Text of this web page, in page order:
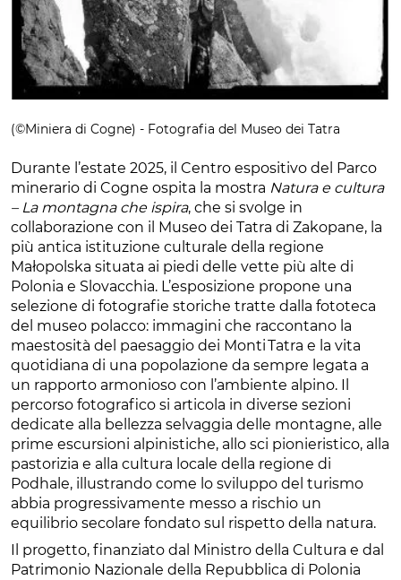
(©Miniera di Cogne) - Fotografia del Museo dei Tatra
Durante l’estate 2025, il Centro espositivo del Parco
minerario di Cogne ospita la mostra Natura e cultura
– La montagna che ispira, che si svolge in
collaborazione con il Museo dei Tatra di Zakopane, la
più antica istituzione culturale della regione
Małopolska situata ai piedi delle vette più alte di
Polonia e Slovacchia. L’esposizione propone una
selezione di fotografie storiche tratte dalla fototeca
del museo polacco: immagini che raccontano la
maestosità del paesaggio dei Monti Tatra e la vita
quotidiana di una popolazione da sempre legata a
un rapporto armonioso con l’ambiente alpino. Il
percorso fotografico si articola in diverse sezioni
dedicate alla bellezza selvaggia delle montagne, alle
prime escursioni alpinistiche, allo sci pionieristico, alla
pastorizia e alla cultura locale della regione di
Podhale, illustrando come lo sviluppo del turismo
abbia progressivamente messo a rischio un
equilibrio secolare fondato sul rispetto della natura.
Il progetto, finanziato dal Ministro della Cultura e dal
Patrimonio Nazionale della Repubblica di Polonia